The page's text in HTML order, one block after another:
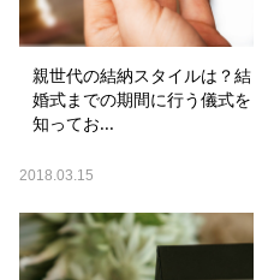
親世代の結納スタイルは？結
婚式までの期間に行う儀式を
知ってお...
2018.03.15